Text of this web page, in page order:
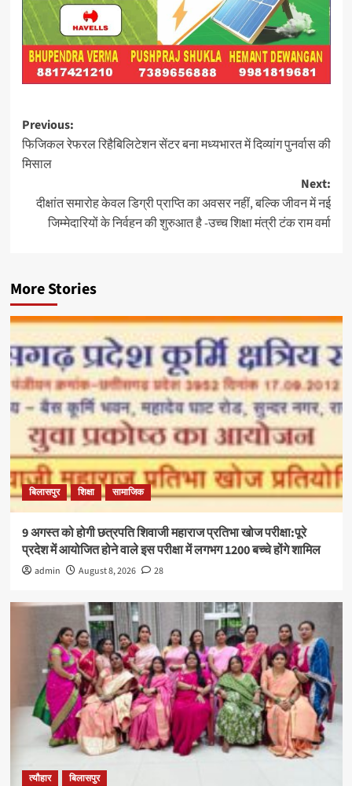
Post
navigation
Previous:
फिजिकल रेफरल रिहैबिलिटेशन सेंटर बना मध्यभारत में दिव्यांग पुनर्वास की
मिसाल
Next:
दीक्षांत समारोह केवल डिग्री प्राप्ति का अवसर नहीं, बल्कि जीवन में नई
जिम्मेदारियों के निर्वहन की शुरुआत है -उच्च शिक्षा मंत्री टंक राम वर्मा
More Stories
बिलासपुर शिक्षा सामाजिक
9 अगस्त को होगी छत्रपति शिवाजी महाराज प्रतिभा खोज परीक्षा:पूरे
प्रदेश में आयोजित होने वाले इस परीक्षा में लगभग 1200 बच्चे होंगे शामिल
admin August 8, 2026 28
त्यौहार बिलासपुर